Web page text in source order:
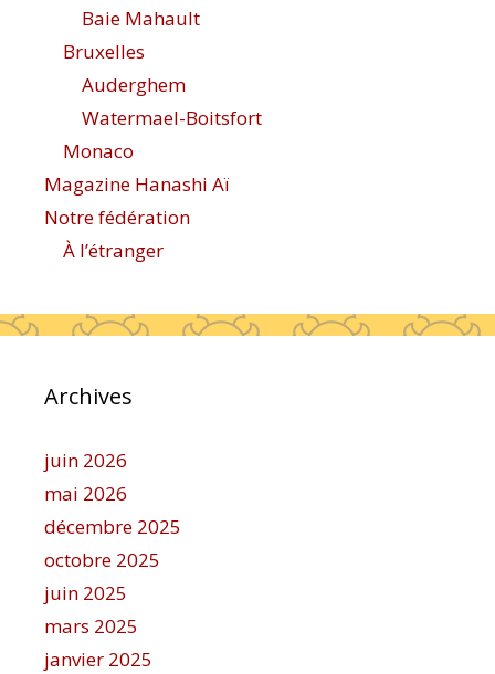
Baie Mahault
Bruxelles
Auderghem
Watermael-Boitsfort
Monaco
Magazine Hanashi Aï
Notre fédération
À l’étranger
Archives
juin 2026
mai 2026
décembre 2025
octobre 2025
juin 2025
mars 2025
janvier 2025